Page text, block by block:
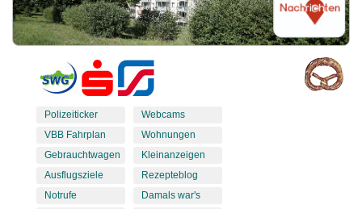
Polizeiticker
VBB Fahrplan
Gebrauchtwagen
Ausflugsziele
Notrufe
Webcams
Wohnungen
Kleinanzeigen
Rezepteblog
Damals war's